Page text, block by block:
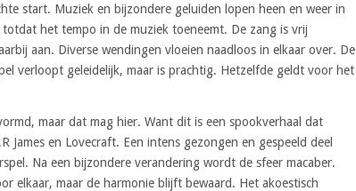
start. Muziek en bijzondere geluiden lopen heen en weer in
het tempo in de muziek toeneemt. De zang is vrij
aan. Diverse wendingen vloeien naadloos in elkaar over. De
verloopt geleidelijk, maar is prachtig. Hetzelfde geldt voor het
maar dat mag hier. Want dit is een spookverhaal dat
James en Lovecraft. Een intens gezongen en gespeeld deel
Na een bijzondere verandering wordt de sfeer macaber.
elkaar, maar de harmonie blijft bewaard. Het akoestisch